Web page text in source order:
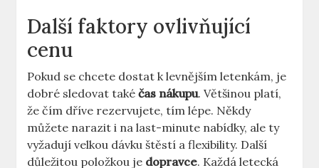
Další faktory ovlivňující
cenu
Pokud se chcete dostat k levnějším letenkám, je
dobré sledovat takéčas nákupu. Většinou platí,
že čím dříve rezervujete, tím lépe. Někdy
můžete narazit i na last-minute nabídky, ale ty
vyžadují velkou dávku štěstí a flexibility. Další
důležitou položkou je dopravce. Každá letecká